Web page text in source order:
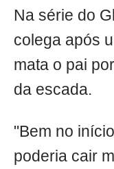
Na série do
colega após
mata o pai
da escada.
"Bem no
poderia cair